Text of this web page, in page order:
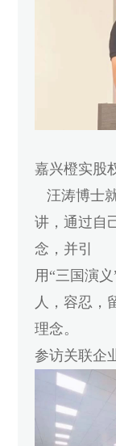
嘉兴橙实股
汪涛博士
讲，通过自
念，并引
用“三国演
人，容忍，
理念。
参访关联企